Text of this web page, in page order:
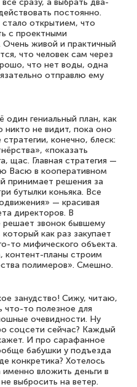
сразу, а выбрать два-
постоянно.
открытием, что
с проектными
Очень живой и практичный
что человек сам через
что нет воды, одна
отправлю ему
гениальный план, как
никто не видит, пока оно
конечно, блеск:
«показать
щас. Главная стратегия —
Васю в кооперативном
принимает решения за
бутылки коньяка. Все
— красивая
директоров. В
решает звонок бывшему
как раз закупает
то мифического объекта.
контент-планы строим
полимеров». Смешно.
занудство! Сижу, читаю,
что-то полезное для
очевидности. Ну
соцсети сейчас? Каждый
И про сарафанное
бабушки у подъезда
конкретика? Хотелось
именно вложить деньги в
выбросить на ветер.